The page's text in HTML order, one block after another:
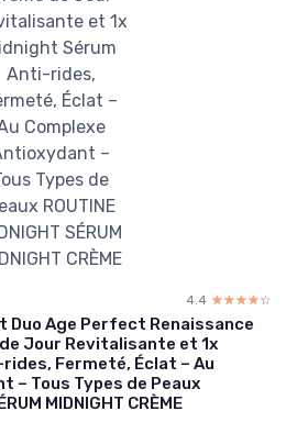
4.4 ☆☆☆☆☆
★★★★★
Duo Age Perfect Renaissance
de Jour Revitalisante et 1x
Fermeté, Éclat – Au
– Tous Types de Peaux
MIDNIGHT CRÈME